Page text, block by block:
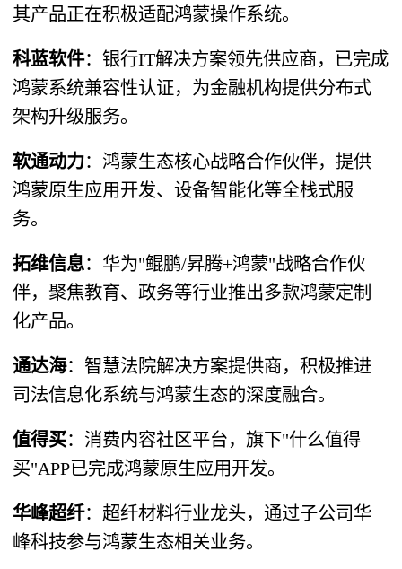
其产品正在积极适配鸿蒙操作系统。
科蓝软件​：银行IT解决方案领先供应商，已完成
鸿蒙系统兼容性认证，为金融机构提供分布式
架构升级服务。
软通动力​：鸿蒙生态核心战略合作伙伴，提供
鸿蒙原生应用开发、设备智能化等全栈式服
务。
拓维信息​：华为"鲲鹏/昇腾+鸿蒙"战略合作伙
伴，聚焦教育、政务等行业推出多款鸿蒙定制
化产品。
通达海​：智慧法院解决方案提供商，积极推进
司法信息化系统与鸿蒙生态的深度融合。
值得买​：消费内容社区平台，旗下"什么值得
买"APP已完成鸿蒙原生应用开发。
华峰超纤​：超纤材料行业龙头，通过子公司华
峰科技参与鸿蒙生态相关业务。